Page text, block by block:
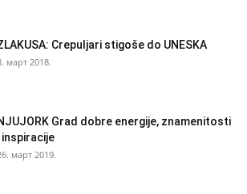
Crepuljari stigoše do UNESKA
март 2018.
Grad dobre energije, znamenitosti
inspiracije
март 2019.